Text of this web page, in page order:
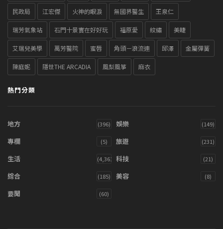
民政局 江宏傑 火神的眼淚 無國界醫生 王泉仁
瑞芳氣象站 石門十景實在好好玩 福原愛 紋繡 美睫
艾瑞兒美學 萬芳醫院 蜜唇 角頭－浪流連 邱澤 金屬彈簧
陳庭妮 隱世THE ARCADIA 風梨風箏 麻衣
熱門分類
地方 (396) 娛樂 (149)
專欄 (5) 旅遊 (231)
生活 (4,361) 科技 (21)
綜合 (185) 美容 (8)
要聞 (60)